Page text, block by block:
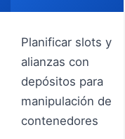
Planificar slots y
alianzas con
depósitos para
manipulación de
contenedores